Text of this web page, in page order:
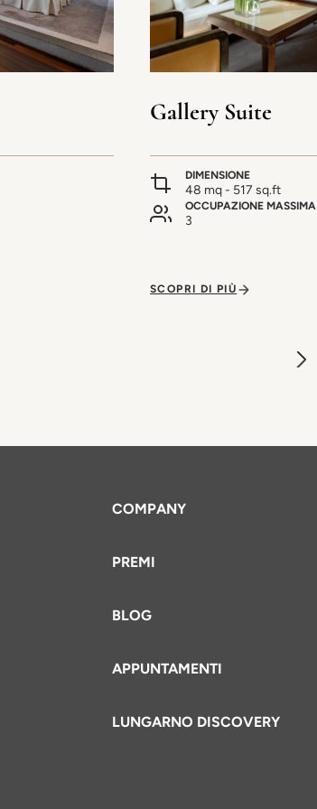
Gallery Suite
DIMENSIONE
48 mq - 517 sq.ft
OCCUPAZIONE MASSIMA
3
SCOPRI DI PIÙ
COMPANY
PREMI
BLOG
APPUNTAMENTI
LUNGARNO DISCOVERY